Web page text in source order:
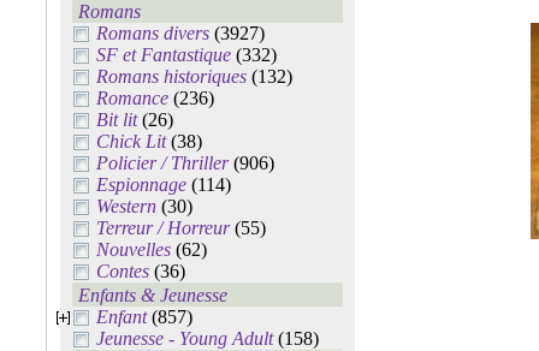
Romans
Romans divers (3927)
SF et Fantastique (332)
Romans historiques (132)
Romance (236)
Bit lit(26)
Chick Lit(38)
Policier / Thriller(906)
Espionnage (114)
Western (30)
Terreur / Horreur(55)
Nouvelles (62)
Contes (36)
Enfants & Jeunesse
Enfant(857)
Jeunesse - Young Adult(158)